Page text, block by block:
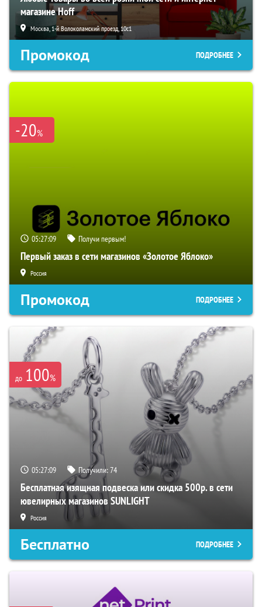
магазине Hoff
Москва, 1-й Волоколамский проезд, 10с1
Промокод ПОДРОБНЕЕ
-20%
05:27:08 Получи первым!
Первый заказ в сети магазинов «Золотое Яблоко»
Россия
Промокод ПОДРОБНЕЕ
до 100%
05:27:08 Получили:74
Бесплатная изящная подвеска или скидка 500р. в сети
ювелирных магазинов SUNLIGHT
Россия
Бесплатно ПОДРОБНЕЕ